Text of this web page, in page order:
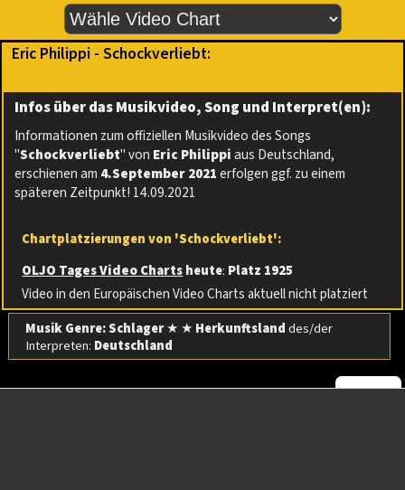
Eric Philippi - Schockverliebt:
Infos über das Musikvideo, Song und Interpret(en):
Informationen zum offiziellen Musikvideo des Songs
"Schockverliebt" von Eric Philippiaus Deutschland,
erschienen am 4.September 2021erfolgen ggf. zu einem
späteren Zeitpunkt! 14.09.2021
Chartplatzierungen von 'Schockverliebt':
OLJO Tages Video Chartsheute: Platz 1925
Video in den Europäischen Video Charts aktuell nicht platziert
Musik Genre: Schlager★ ★ Herkunftslanddes/der
Interpreten: Deutschland